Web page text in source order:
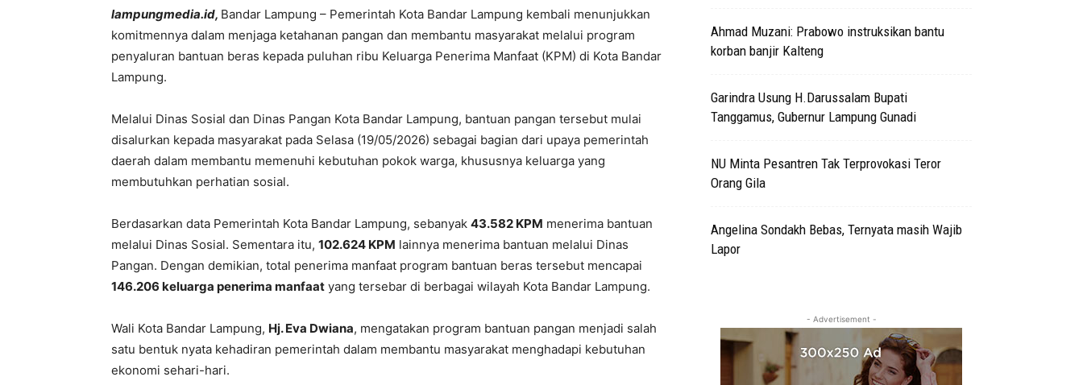
lampungmedia.id, Bandar Lampung – Pemerintah Kota Bandar Lampung kembali menunjukkan
komitmennya dalam menjaga ketahanan pangan dan membantu masyarakat melalui program
penyaluran bantuan beras kepada puluhan ribu Keluarga Penerima Manfaat (KPM) di Kota Bandar
Lampung.
Melalui Dinas Sosial dan Dinas Pangan Kota Bandar Lampung, bantuan pangan tersebut mulai
disalurkan kepada masyarakat pada Selasa (19/05/2026) sebagai bagian dari upaya pemerintah
daerah dalam membantu memenuhi kebutuhan pokok warga, khususnya keluarga yang
membutuhkan perhatian sosial.
Berdasarkan data Pemerintah Kota Bandar Lampung, sebanyak 43.582 KPM menerima bantuan
melalui Dinas Sosial. Sementara itu, 102.624 KPM lainnya menerima bantuan melalui Dinas
Pangan. Dengan demikian, total penerima manfaat program bantuan beras tersebut mencapai
146.206 keluarga penerima manfaat yang tersebar di berbagai wilayah Kota Bandar Lampung.
Wali Kota Bandar Lampung, Hj. Eva Dwiana, mengatakan program bantuan pangan menjadi salah
satu bentuk nyata kehadiran pemerintah dalam membantu masyarakat menghadapi kebutuhan
ekonomi sehari-hari.
Ahmad Muzani: Prabowo instruksikan bantu
korban banjir Kalteng
Garindra Usung H.Darussalam Bupati
Tanggamus, Gubernur Lampung Gunadi
NU Minta Pesantren Tak Terprovokasi Teror
Orang Gila
Angelina Sondakh Bebas, Ternyata masih Wajib
Lapor
- Advertisement -